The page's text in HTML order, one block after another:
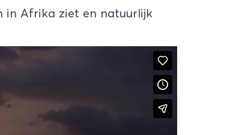
in Afrika ziet en natuurlijk